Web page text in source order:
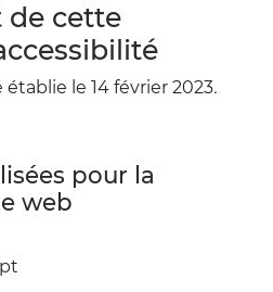
de cette
le 14 février 2023.
pour la
web